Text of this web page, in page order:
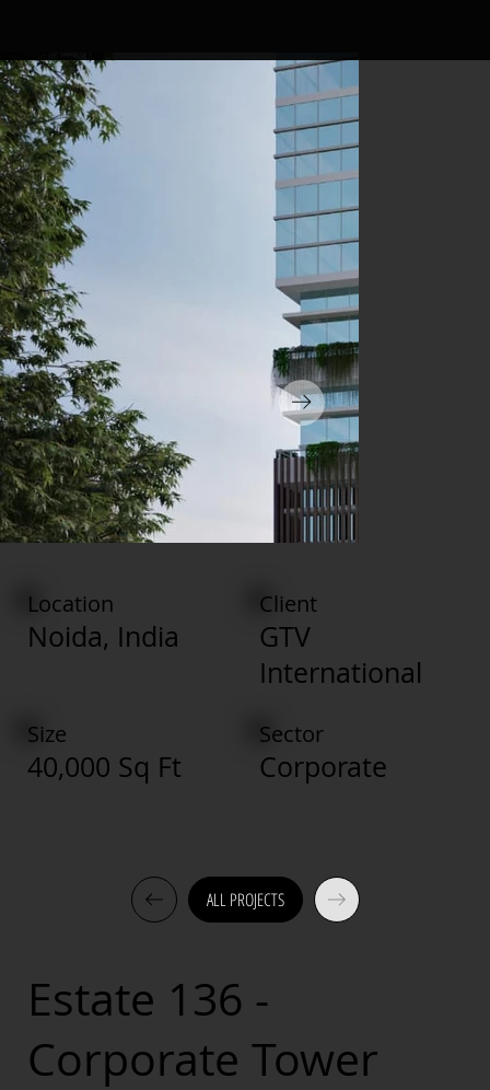
Estate 136 -
Corporate Tower
ALL PROJECTS
Location
Noida, India
Client
GTV
International
Size
40,000 Sq Ft
Sector
Corporate